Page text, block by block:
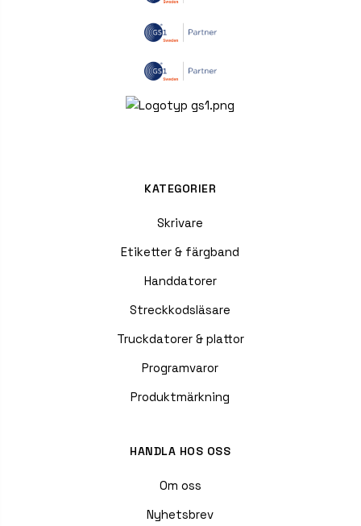
KATEGORIER
Skrivare
Etiketter & färgband
Handdatorer
Streckkodsläsare
Truckdatorer & plattor
Programvaror
Produktmärkning
HANDLA HOS OSS
Om oss
Nyhetsbrev